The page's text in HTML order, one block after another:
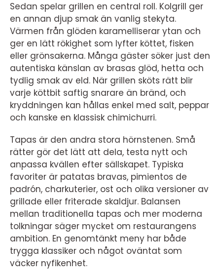
Sedan spelar grillen en central roll. Kolgrill ger
en annan djup smak än vanlig stekyta.
Värmen från glöden karamelliserar ytan och
ger en lätt rökighet som lyfter köttet, fisken
eller grönsakerna. Många gäster söker just den
autentiska känslan av brasas glöd, hetta och
tydlig smak av eld. När grillen sköts rätt blir
varje köttbit saftig snarare än bränd, och
kryddningen kan hållas enkel med salt, peppar
och kanske en klassisk chimichurri.
Tapas är den andra stora hörnstenen. Små
rätter gör det lätt att dela, testa nytt och
anpassa kvällen efter sällskapet. Typiska
favoriter är patatas bravas, pimientos de
padrón, charkuterier, ost och olika versioner av
grillade eller friterade skaldjur. Balansen
mellan traditionella tapas och mer moderna
tolkningar säger mycket om restaurangens
ambition. En genomtänkt meny har både
trygga klassiker och något oväntat som
väcker nyfikenhet.